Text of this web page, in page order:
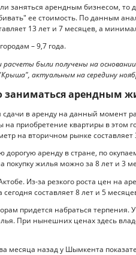
заняться арендным бизнесом, то
ее стоимость. По данным
13 лет и 7 месяцев, а
– 9,7 года.
были получены на
актуальным на середину
заниматься арендным
в аренду на данный момент
на приобретение квартиры в этом
на вторичном рынке составляет
аренду в стране, по
покупку жилья можно за 8 лет и 3
Из-за резкого роста цен на
составляет 8 лет и 5
придется набраться терпения.
При нынешних ценах здесь
месяца назад у Шымкента